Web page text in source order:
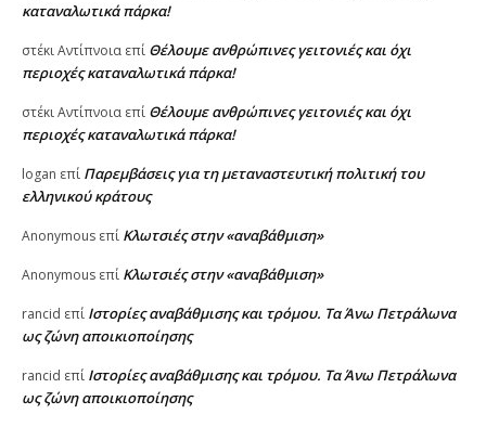
καταναλωτικά πάρκα!
στέκι Αντίπνοια επί Θέλουμε ανθρώπινες γειτονιές και όχι
περιοχές καταναλωτικά πάρκα!
στέκι Αντίπνοια επί Θέλουμε ανθρώπινες γειτονιές και όχι
περιοχές καταναλωτικά πάρκα!
logan επί Παρεμβάσεις για τη μεταναστευτική πολιτική του
ελληνικού κράτους
Anonymous επί Κλωτσιές στην «αναβάθμιση»
Anonymous επί Κλωτσιές στην «αναβάθμιση»
rancid επί Ιστορίες αναβάθμισης και τρόμου. Τα Άνω Πετράλωνα
ως ζώνη αποικιοποίησης
rancid επί Ιστορίες αναβάθμισης και τρόμου. Τα Άνω Πετράλωνα
ως ζώνη αποικιοποίησης